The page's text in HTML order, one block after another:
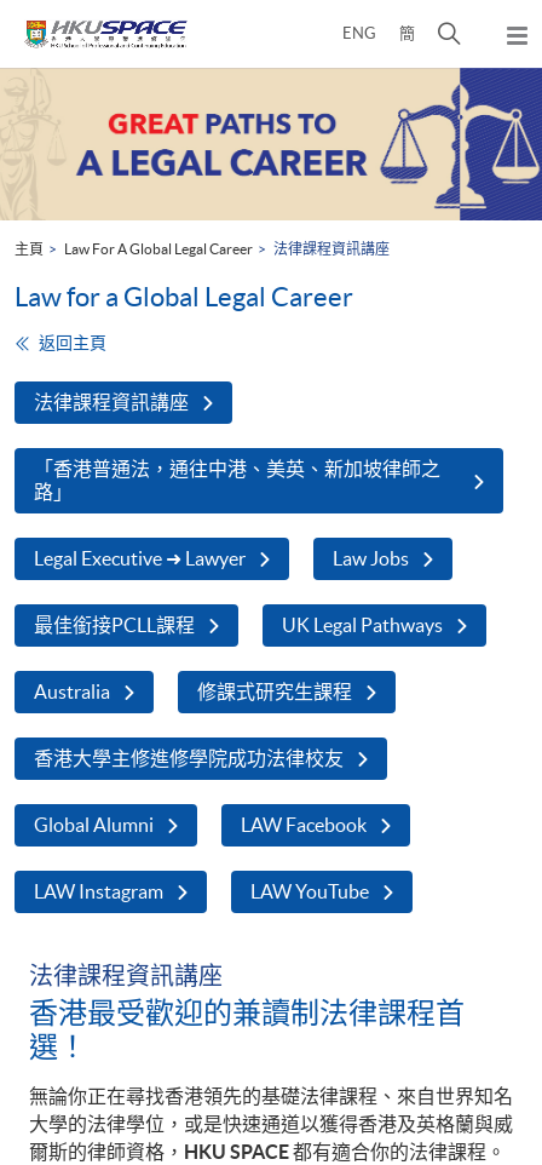
ENG 簡
開
搜
尋
介
面
彈
出
主
選
單
主頁 Law For A Global Legal Career 法律課程資訊講座
Law for a Global Legal Career
返回主頁
法律課程資訊講座
「香港普通法，通往中港、美英、新加坡律師之
路」
Legal Executive ➜ Lawyer Law Jobs
最佳銜接PCLL課程 UK Legal Pathways
Australia 修課式研究生課程
香港大學主修進修學院成功法律校友
Global Alumni LAW Facebook
LAW Instagram LAW YouTube
法律課程資訊講座
香港最受歡迎的兼讀制法律課程首
選！
無論你正在尋找香港領先的基礎法律課程、來自世界知名
大學的法律學位，或是快速通道以獲得香港及英格蘭與威
爾斯的律師資格， HKU SPACE都有適合你的法律課程。